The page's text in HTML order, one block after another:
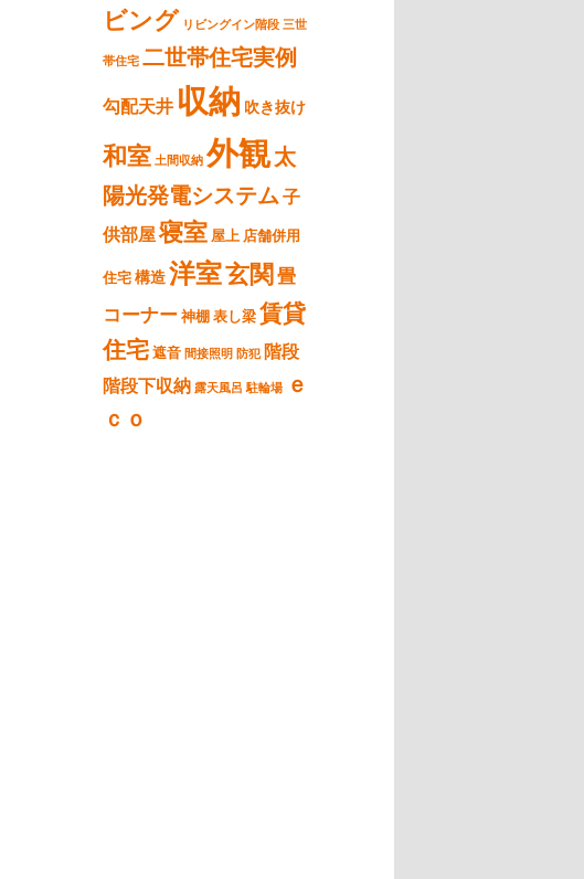
ビング リビングイン階段 三世
帯住宅 二世帯住宅実例
勾配天井 収納 吹き抜け
和室 土間収納 外観太
陽光発電システム子
供部屋寝室 屋上 店舗併用
住宅構造洋室玄関畳
コーナー神棚表し梁賃貸
住宅遮音 間接照明 防犯 階段
階段下収納 露天風呂 駐輪場 ｅ
ｃｏ